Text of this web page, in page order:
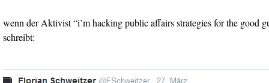
wenn der Aktivist “i’m hacking public affairs strategies for the good
schreibt: